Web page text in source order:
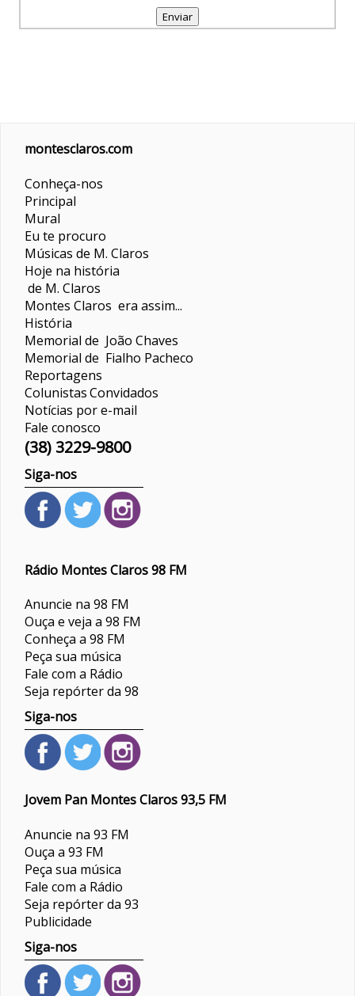
montesclaros.com
Conheça-nos
Principal
Mural
Eu te procuro
Músicas de M. Claros
Hoje na história
de M. Claros
Montes Claros era assim...
História
Memorial de João Chaves
Memorial de Fialho Pacheco
Reportagens
ColunistasConvidados
Notícias por e-mail
Fale conosco
(38) 3229-9800
Siga-nos
Rádio Montes Claros 98 FM
Anuncie na 98 FM
Ouça e veja a 98 FM
Conheça a 98 FM
Peça sua música
Fale com a Rádio
Seja repórter da 98
Siga-nos
Jovem Pan Montes Claros 93,5 FM
Anuncie na 93 FM
Ouça a 93 FM
Peça sua música
Fale com a Rádio
Seja repórter da 93
Publicidade
Siga-nos